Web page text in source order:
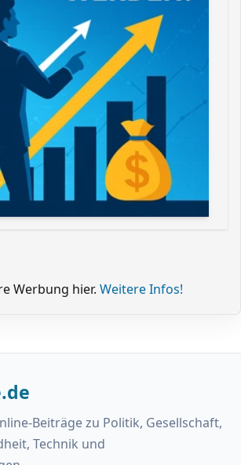
Werbung hier. Weitere Infos!
Beiträge zu Politik, Gesellschaft,
Technik und